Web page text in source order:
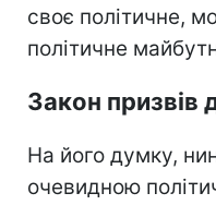
своє політичне,
політичне
Закон призвів
На його думку,
очевидною